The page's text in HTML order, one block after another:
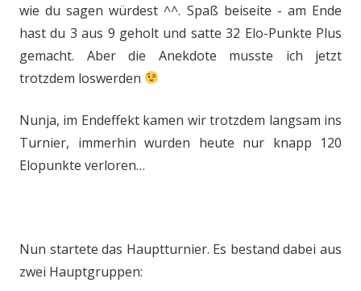
wie du sagen würdest ^^. Spaß beiseite - am Ende
hast du 3 aus 9 geholt und satte 32 Elo-Punkte Plus
gemacht. Aber die Anekdote musste ich jetzt
trotzdem loswerden
Nunja, im Endeffekt kamen wir trotzdem langsam ins
Turnier, immerhin wurden heute nur knapp 120
Elopunkte verloren…
Nun startete das Hauptturnier. Es bestand dabei aus
zwei Hauptgruppen: